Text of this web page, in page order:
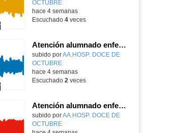
OCTUBRE-
hace 4 semanas
Escuchado 4veces
Atención alumnado enfermo. Aula dentro del hospital. Laura Gómez-Pardo Gayete
Contenido educativo.
subido porAA.HOSP. DOCE DE
OCTUBRE-
hace 4 semanas
Escuchado 2 veces
Atención alumnado enfermo. Aula dentro del hospital. Agustín Parrilla Carrobles
Contenido educativo.
subido porAA.HOSP. DOCE DE
OCTUBRE-